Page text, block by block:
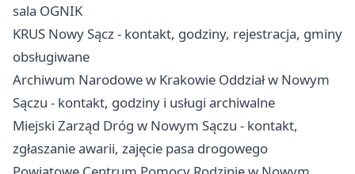
sala OGNIK
KRUS Nowy Sącz - kontakt, godziny, rejestracja, gminy
obsługiwane
Archiwum Narodowe w Krakowie Oddział w Nowym
Sączu - kontakt, godziny i usługi archiwalne
Miejski Zarząd Dróg w Nowym Sączu - kontakt,
zgłaszanie awarii, zajęcie pasa drogowego